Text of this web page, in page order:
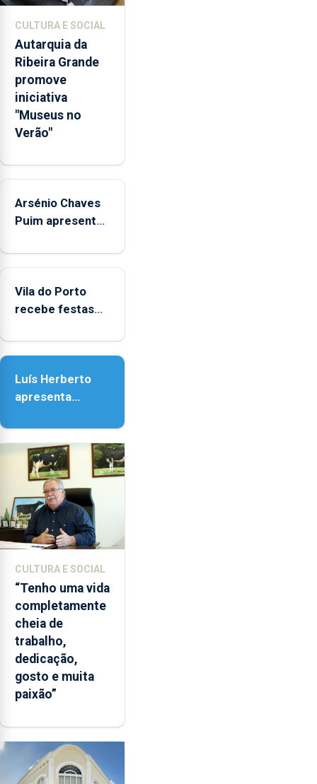
emocionais
e
sociais
junto
das
crianças
CULTURA E SOCIAL
Autarquia da
Ribeira Grande
promove
iniciativa
"Museus no
Verão"
Arsénio Chaves
Puim apresenta
Biblioteca de
Vila do Porto
recebe festas
Nossa Senhora
Luís Herberto
apresenta
Paisagem’
CULTURA E SOCIAL
“Tenho uma vida
completamente
cheia de
trabalho,
dedicação,
gosto e muita
paixão”